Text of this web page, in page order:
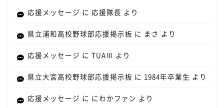
応援メッセージ に 応援隊長 より
県立浦和高校野球部応援掲示板 に まさ より
応援メッセージ に TUAⅢ より
県立大宮高校野球部応援掲示板 に 1984年卒業生 より
応援メッセージ に にわかファン より